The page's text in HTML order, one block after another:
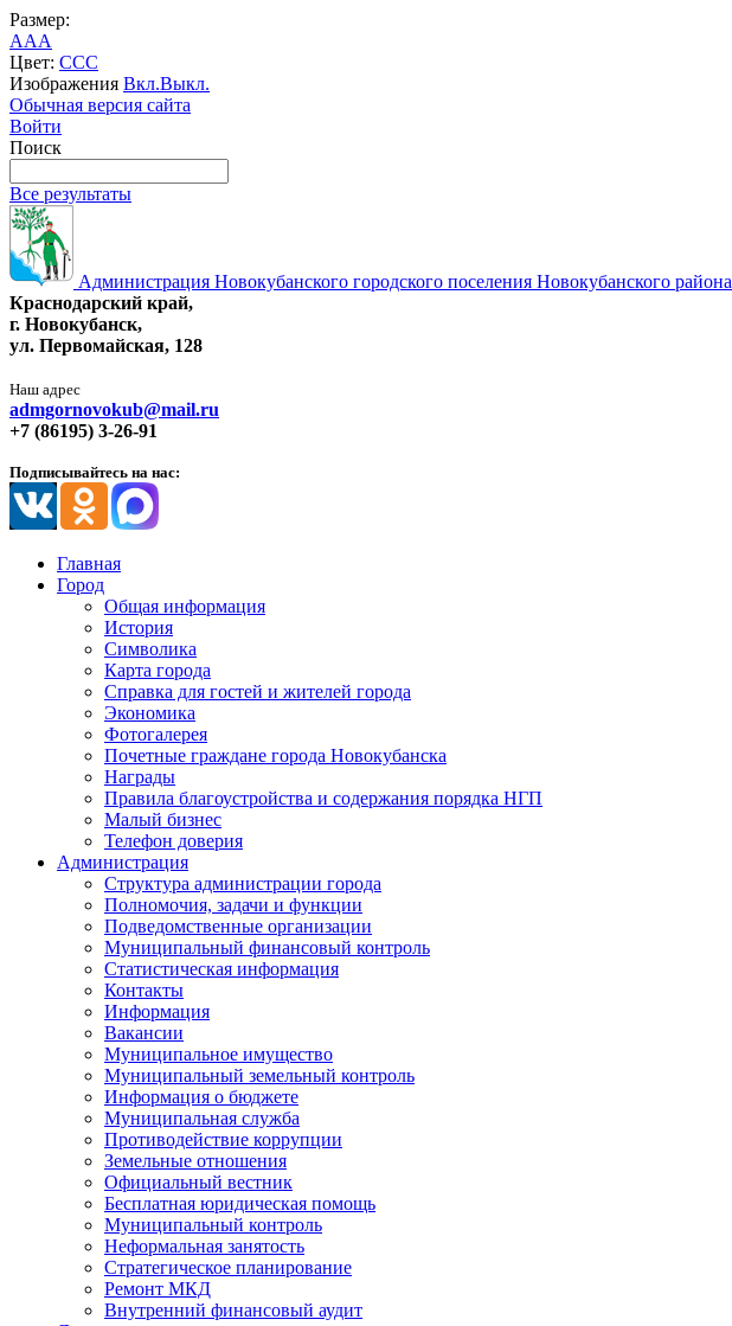
Размер:
AAA
Цвет: CCC
Изображения Вкл.Выкл.
Обычная версия сайта
Войти
Поиск
Все результаты
Администрация Новокубанского городского поселения Новокубанского района
Краснодарский край,
г. Новокубанск,
ул. Первомайская, 128
Наш адрес
admgornovokub@mail.ru
+7 (86195) 3-26-91
Подписывайтесь на нас:
Главная
Город
Общая информация
История
Символика
Карта города
Справка для гостей и жителей города
Экономика
Фотогалерея
Почетные граждане города Новокубанска
Награды
Правила благоустройства и содержания порядка НГП
Малый бизнес
Телефон доверия
Администрация
Структура администрации города
Полномочия, задачи и функции
Подведомственные организации
Муниципальный финансовый контроль
Статистическая информация
Контакты
Информация
Вакансии
Муниципальное имущество
Муниципальный земельный контроль
Информация о бюджете
Муниципальная служба
Противодействие коррупции
Земельные отношения
Официальный вестник
Бесплатная юридическая помощь
Муниципальный контроль
Неформальная занятость
Стратегическое планирование
Ремонт МКД
Внутренний финансовый аудит